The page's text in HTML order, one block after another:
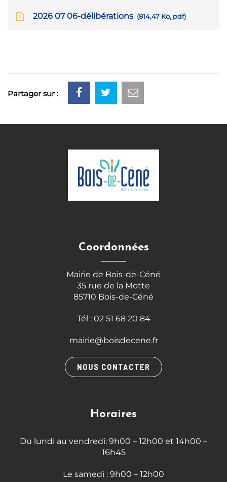
2026 07 06-délibérations 814,47 Ko, pdf
Partager sur :
Coordonnées
Mairie de Bois-de-Céné
35 rue de la Motte
85710 Bois-de-Céné
Tél : 02 51 68 20 84
mairie@boisdecene.fr
NOUS CONTACTER
Horaires
Du lundi au vendredi: 9h00 – 12h00 et 14h00 –
16h45
Le samedi : 9h00 – 12h00